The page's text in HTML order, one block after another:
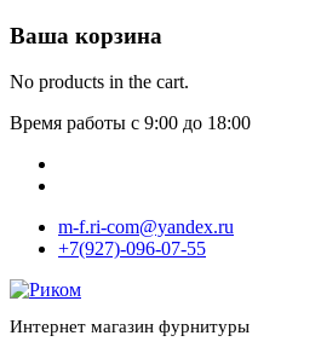
Ваша корзина
No products in the cart.
Время работы с 9:00 до 18:00
m-f.ri-com@yandex.ru
+7(927)-096-07-55
Интернет магазин фурнитуры